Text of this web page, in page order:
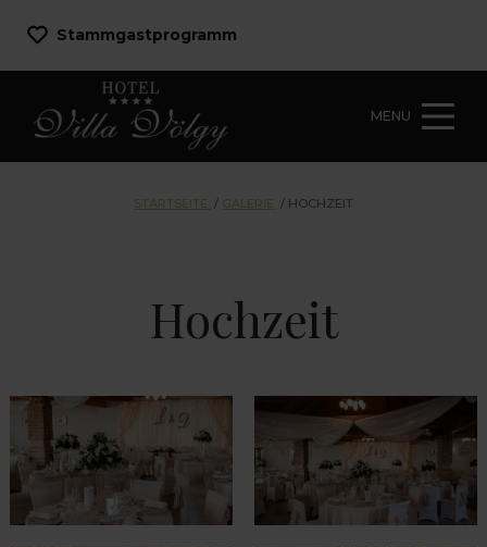
Stammgastprogramm
MENU
STARTSEITE / GALERIE / HOCHZEIT
Hochzeit